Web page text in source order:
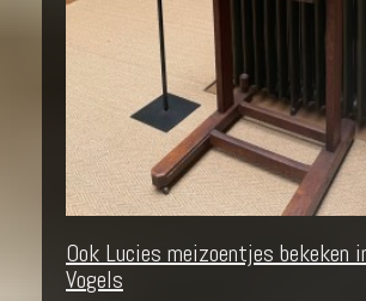
Ook Lucies meizoentjes bekeken
Vogels